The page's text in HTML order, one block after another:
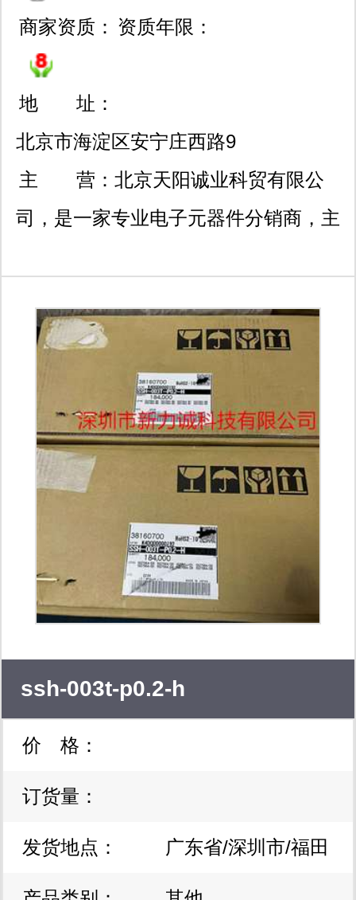
商家资质： 资质年限：
地 址：
北京市海淀区安宁庄西路9
号院29号楼5层503室
主 营： 北京天阳诚业科贸有限公
司，是一家专业电子元器件分销商，主
产品。主要涉及的品牌有，te、
molex、delphi、ket、bosch、
phoenix、harting、ti、nxp、stm、
analog devices inc、infineon、intel、
micron、cypress、schaffner、on
semiconductor、nexperia、vishay、
qorvo、maxim、honeywell等。 同时，
我公司专注于为汽车、工业机器人、消
站式电子产品智造凯发k8官网登录vip
的解决方案。业务主要涉及线束加工与
pcba智造，具体涵盖线束样品开发测
试、定制化生产、批量分包生产；
ssh-003t-p0.2-h
价 格：
订货量：
发货地点： 广东省/深圳市/福田